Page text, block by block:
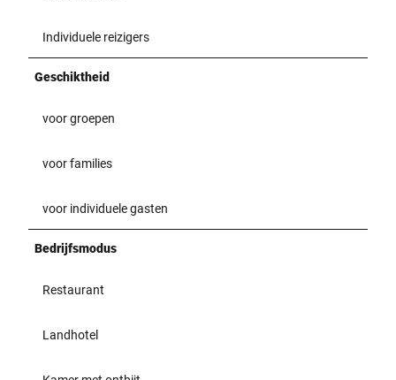
Individuele reizigers
Geschiktheid
voor groepen
voor families
voor individuele gasten
Bedrijfsmodus
Restaurant
Landhotel